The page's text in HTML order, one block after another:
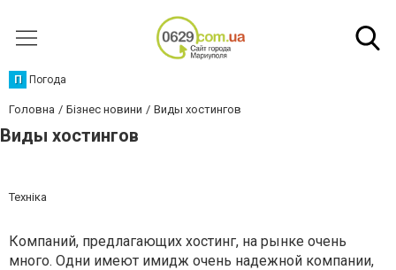
П Погода
Головна Бізнес новини Виды хостингов
Виды хостингов
Техніка
Компаний, предлагающих хостинг, на рынке очень
много. Одни имеют имидж очень надежной компании,